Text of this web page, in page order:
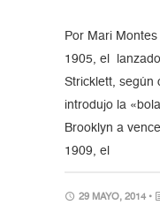
Por Mari
1905, el
Stricklett, según
introdujo la
Brooklyn a
1909, el
29 MAYO, 2014 •